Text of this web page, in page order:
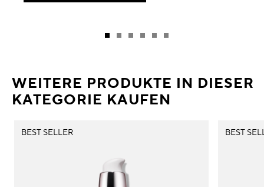
WEITERE PRODUKTE IN DIESER
KATEGORIE KAUFEN
BEST SELLER BEST